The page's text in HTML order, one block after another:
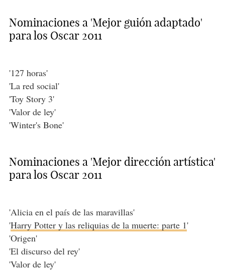
Nominaciones a 'Mejor guión adaptado'
para los Oscar 2011
'127 horas'
'La red social'
'Toy Story 3'
'Valor de ley'
'Winter's Bone'
Nominaciones a 'Mejor dirección artística'
para los Oscar 2011
'Alicia en el país de las maravillas'
'Harry Potter y las reliquias de la muerte: parte 1'
'Origen'
'El discurso del rey'
'Valor de ley'